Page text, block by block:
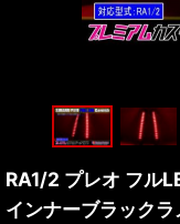
RA1/2 プレオ フル
インナーブラック